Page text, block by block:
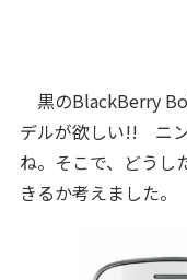
黒のBlackBerry
デルが欲しい!! ニ
ね。そこで、どうし
きるか考えました。